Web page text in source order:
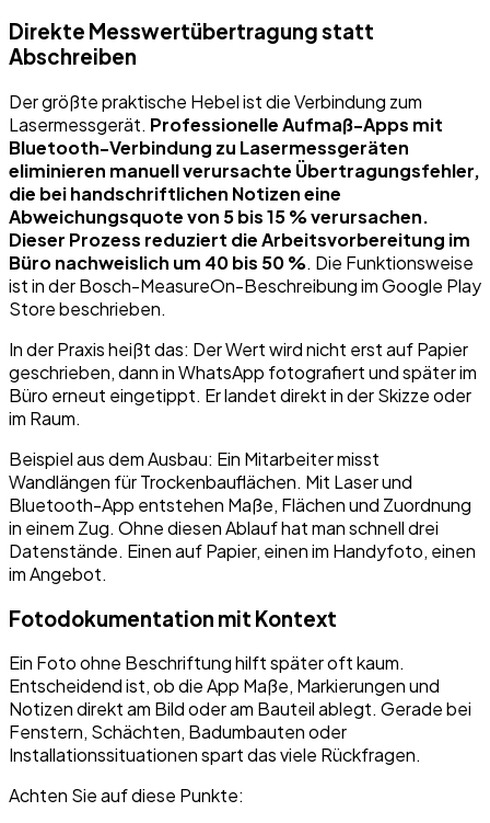
Direkte Messwertübertragung statt
Abschreiben
Der größte praktische Hebel ist die Verbindung zum
Lasermessgerät. Professionelle Aufmaß-Apps mit
Bluetooth-Verbindung zu Lasermessgeräten
eliminieren manuell verursachte Übertragungsfehler,
die bei handschriftlichen Notizen eine
Abweichungsquote von 5 bis 15 % verursachen.
Dieser Prozess reduziert die Arbeitsvorbereitung im
Büro nachweislich um 40 bis 50 %. Die Funktionsweise
ist in der Bosch-MeasureOn-Beschreibung im Google Play
Store beschrieben.
In der Praxis heißt das: Der Wert wird nicht erst auf Papier
geschrieben, dann in WhatsApp fotografiert und später im
Büro erneut eingetippt. Er landet direkt in der Skizze oder
im Raum.
Beispiel aus dem Ausbau: Ein Mitarbeiter misst
Wandlängen für Trockenbauflächen. Mit Laser und
Bluetooth-App entstehen Maße, Flächen und Zuordnung
in einem Zug. Ohne diesen Ablauf hat man schnell drei
Datenstände. Einen auf Papier, einen im Handyfoto, einen
im Angebot.
Fotodokumentation mit Kontext
Ein Foto ohne Beschriftung hilft später oft kaum.
Entscheidend ist, ob die App Maße, Markierungen und
Notizen direkt am Bild oder am Bauteil ablegt. Gerade bei
Fenstern, Schächten, Badumbauten oder
Installationssituationen spart das viele Rückfragen.
Achten Sie auf diese Punkte: